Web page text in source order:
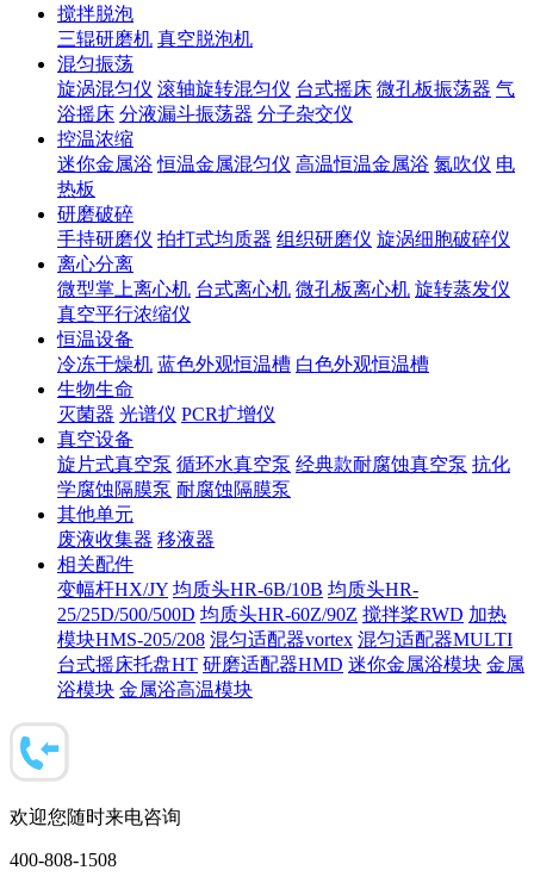
搅拌脱泡
三辊研磨机 真空脱泡机
混匀振荡
旋涡混匀仪 滚轴旋转混匀仪 台式摇床 微孔板振荡器 气
浴摇床 分液漏斗振荡器 分子杂交仪
控温浓缩
迷你金属浴 恒温金属混匀仪 高温恒温金属浴 氮吹仪 电
热板
研磨破碎
手持研磨仪 拍打式均质器 组织研磨仪 旋涡细胞破碎仪
离心分离
微型掌上离心机 台式离心机 微孔板离心机 旋转蒸发仪
真空平行浓缩仪
恒温设备
冷冻干燥机 蓝色外观恒温槽 白色外观恒温槽
生物生命
灭菌器 光谱仪 PCR扩增仪
真空设备
旋片式真空泵 循环水真空泵 经典款耐腐蚀真空泵 抗化
学腐蚀隔膜泵 耐腐蚀隔膜泵
其他单元
废液收集器 移液器
相关配件
变幅杆HX/JY 均质头HR-6B/10B 均质头HR-
25/25D/500/500D 均质头HR-60Z/90Z 搅拌桨RWD 加热
模块HMS-205/208 混匀适配器vortex 混匀适配器MULTI
台式摇床托盘HT 研磨适配器HMD 迷你金属浴模块 金属
浴模块 金属浴高温模块
欢迎您随时来电咨询
400-808-1508